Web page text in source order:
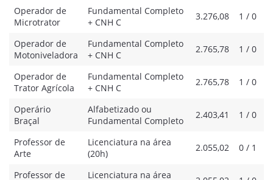
Operador de
Microtrator
Fundamental Completo
+ CNH C
3.276,08 1 / 0
Operador de
Motoniveladora
Fundamental Completo
+ CNH C
2.765,78 1 / 0
Operador de
Trator Agrícola
Fundamental Completo
+ CNH C
2.765,78 1 / 0
Operário
Braçal
Alfabetizado ou
Fundamental Completo
2.403,41 1 / 0
Professor de
Arte
Licenciatura na área
(20h)
2.055,02 0 / 1
Professor de Licenciatura na área